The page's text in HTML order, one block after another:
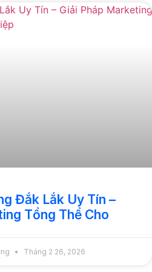
Đắk Lắk Uy Tín –
Tổng Thể Cho
Tháng 2 26, 2026